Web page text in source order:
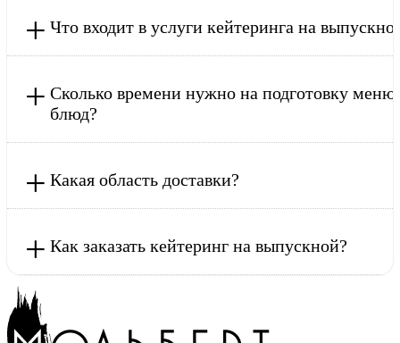
+ Что входит в услуги кейтеринга на
+ Сколько времени нужно на подготовку меню
блюд?
+ Какая область доставки?
+ Как заказать кейтеринг на выпускной?